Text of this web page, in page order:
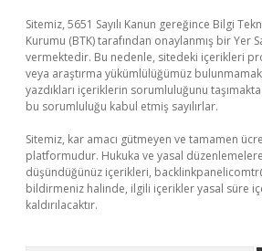
Sitemiz, 5651 Sayılı Kanun gereğince Bilgi
Kurumu (BTK) tarafından onaylanmış bir Yer
vermektedir. Bu nedenle, sitedeki içerikleri
veya araştırma yükümlülüğümüz
yazdıkları içeriklerin sorumluluğunu
bu sorumluluğu kabul etmiş sayılırlar.
Sitemiz, kar amacı gütmeyen ve tamamen
platformudur. Hukuka ve yasal
düşündüğünüz içerikleri,
bildirmeniz halinde, ilgili içerikler yasal süre
kaldırılacaktır.